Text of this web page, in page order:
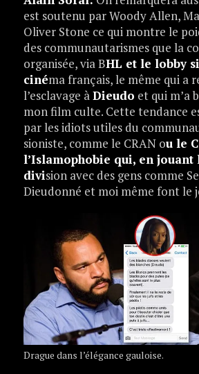
est soutenu par Woody Allen,
Oliver Stone ce qui montre le
des communautarismes que la
organisée, via BHL et le lobby
cinéma français, le même qui a
l’esclavage àDieudo et qui m’a
mon film culte. Cette tendance
par les idiots utiles du
sioniste, comme le CRAN ou le
l’Islamophobie qui, en jouant
division avec des gens comme
Dieudonné et moi même font le
Drague dans l’élégance gauloise.